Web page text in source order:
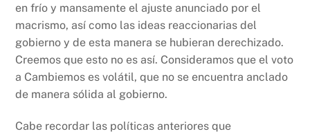
en frío y mansamente el ajuste anunciado por el
macrismo, así como las ideas reaccionarias del
gobierno y de esta manera se hubieran derechizado.
Creemos que esto no es así. Consideramos que el voto
a Cambiemos es volátil, que no se encuentra anclado
de manera sólida al gobierno.
Cabe recordar las políticas anteriores que